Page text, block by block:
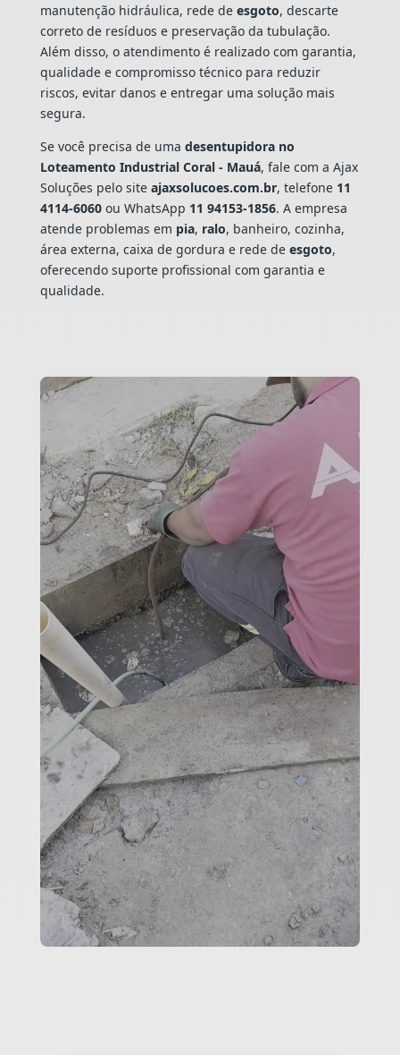
manutenção hidráulica, rede de esgoto, descarte
correto de resíduos e preservação da tubulação.
Além disso, o atendimento é realizado com garantia,
qualidade e compromisso técnico para reduzir
riscos, evitar danos e entregar uma solução mais
segura.
Se você precisa de uma desentupidora no
Loteamento Industrial Coral - Mauá, fale com a Ajax
Soluções pelo site ajaxsolucoes.com.br, telefone 11
4114-6060ou WhatsApp 11 94153-1856. A empresa
atende problemas em pia, ralo, banheiro, cozinha,
área externa, caixa de gordura e rede de esgoto,
oferecendo suporte profissional com garantia e
qualidade.